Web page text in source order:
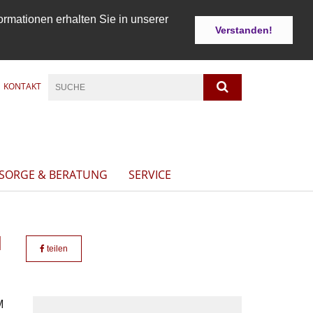
erhalten Sie in unserer
Verstanden!
KONTAKT
& BERATUNG SERVICE
teilen